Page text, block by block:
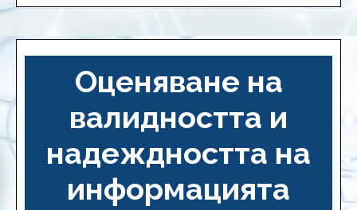
Оценяване на
валидността и
надеждността на
информацията